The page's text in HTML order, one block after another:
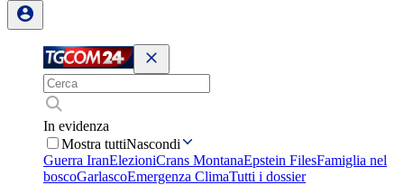
In evidenza
Mostra tuttiNascondi
Guerra IranElezioniCrans MontanaEpstein FilesFamiglia nel
boscoGarlascoEmergenza ClimaTutti i dossier